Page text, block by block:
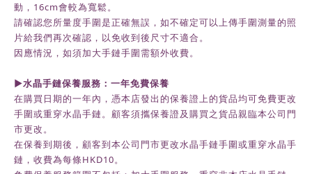
動，16cm會較為寬鬆。
請確認您所量度手圍是正確無誤，如不確定可以上傳手圍測量的照
片給我們再次確認，以免收到後尺寸不適合。
因應情況，如須加大手鏈手圍需額外收費。
►水晶手鏈保養服務：一年免費保養
在購買日期的一年內， 憑本店發出的保養證上的貨品均可免費更改
手圍或重穿水晶手鏈。顧客須攜保養證及購買之貨品親臨本公司門
市更改。
在保養到期後， 顧客到本公司門市更改水晶手鏈手圍或重穿水晶手
鏈，收費為每條HKD10。